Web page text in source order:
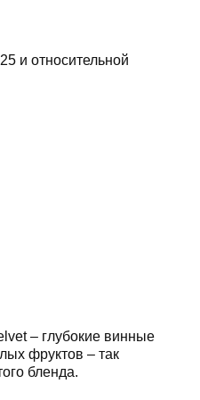
и относительной
– глубокие винные
фруктов – так
бленда.